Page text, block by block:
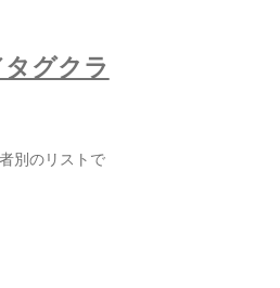
グクラ
別のリストで